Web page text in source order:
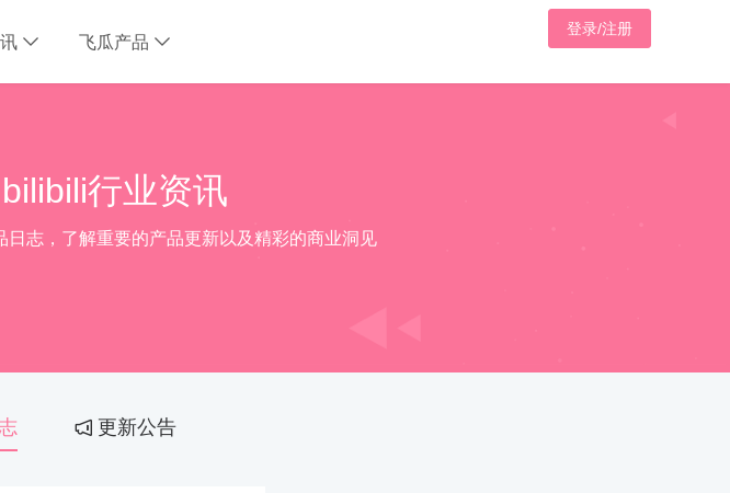
飞瓜产品
登录/注册
行业资讯
志，了解重要的产品更新以及精彩的商业洞见
更新公告